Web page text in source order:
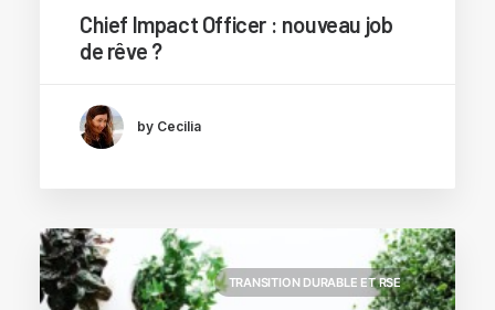
Chief Impact Officer : nouveau job
de rêve ?
by Cecilia
TRANSITION DURABLE ET RSE